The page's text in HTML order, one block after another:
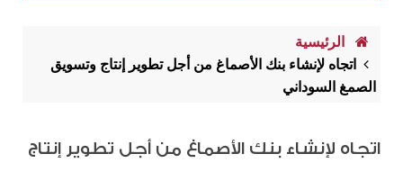
الرئيسية
اتجاه لإنشاء بنك الأصماغ من أجل تطوير إنتاج وتسويق
الصمغ السوداني
اتجاه لإنشاء بنك الأصماغ من أجل تطوير إنتاج